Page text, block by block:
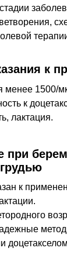
к
менее 1500/
к
лактация.
при
к